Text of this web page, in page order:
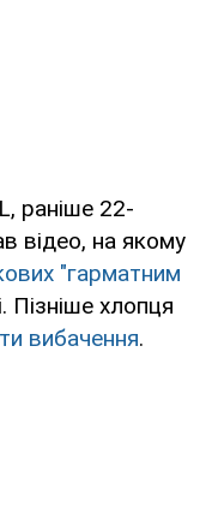
раніше 22-
відео, на якому
"гарматним
Пізніше хлопця
вибачення.